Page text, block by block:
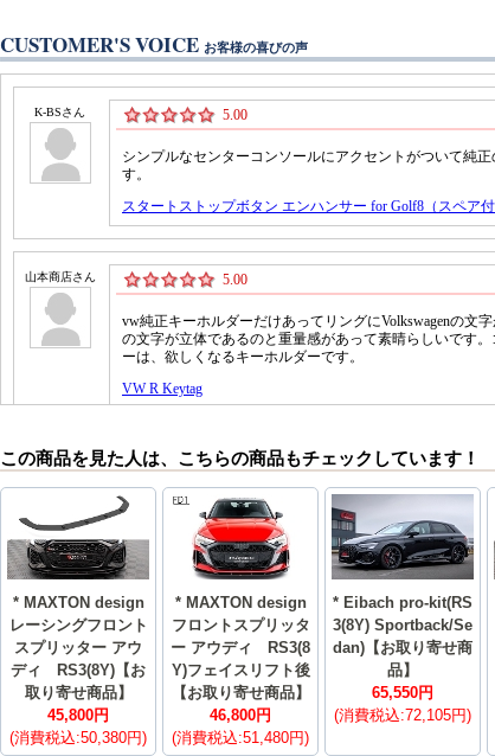
CUSTOMER'S VOICE お客様の喜びの声
この商品を見た人は、こちらの商品もチェックしています！
* MAXTON design
レーシングフロント
スプリッター アウ
ディ RS3(8Y)【お
取り寄せ商品】
45,800円
(消費税込:50,380円)
* MAXTON design
フロントスプリッタ
ー アウディ RS3(8
Y)フェイスリフト後
【お取り寄せ商品】
46,800円
(消費税込:51,480円)
* Eibach pro-kit(RS
3(8Y) Sportback/Se
dan)【お取り寄せ商
品】
65,550円
(消費税込:72,105円)